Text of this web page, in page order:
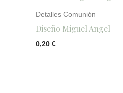
Detalles Comunión
Diseño Miguel Angel
0,20 €